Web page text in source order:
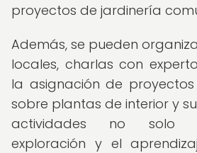
proyectos de jardinería
Además, se pueden
locales, charlas con
la asignación de
sobre plantas de interior y
actividades no solo
exploración y el